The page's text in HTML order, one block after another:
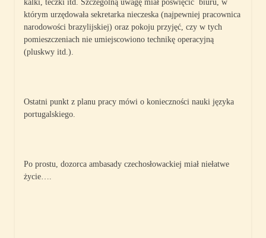
kalki, teczki itd. Szczególną uwagę miał poświęcić biuru, w
którym urzędowała sekretarka nieczeska (najpewniej pracownica
narodowości brazylijskiej) oraz pokoju przyjęć, czy w tych
pomieszczeniach nie umiejscowiono technikę operacyjną
(pluskwy itd.).
Ostatni punkt z planu pracy mówi o konieczności nauki języka
portugalskiego.
Po prostu, dozorca ambasady czechosłowackiej miał niełatwe
życie….